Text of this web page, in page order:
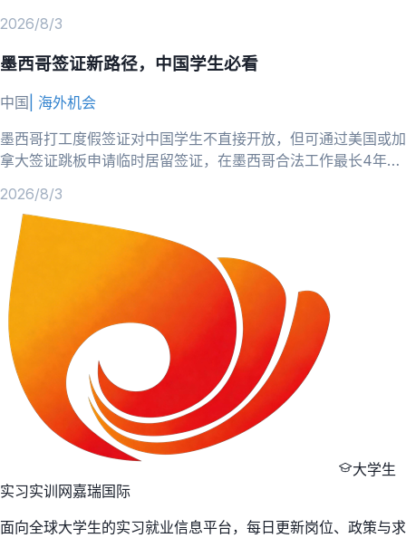
2026/8/3
墨西哥签证新路径，中国学生必看
中国
海外机会
墨西哥打工度假签证对中国学生不直接开放，但可通过美国或加
拿大签证跳板申请临时居留签证，在墨西哥合法工作最长4年，
2026/8/3
大学生
实习实训网嘉瑞国际
面向全球大学生的实习就业信息平台，每日更新岗位、政策与求